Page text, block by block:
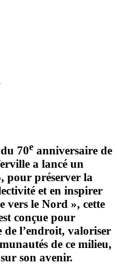
70e anniversaire de
a lancé un
pour préserver la
et en inspirer
vers le Nord », cette
conçue pour
de l’endroit, valoriser
de ce milieu,
son avenir.